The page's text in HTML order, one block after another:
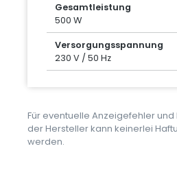
Gesamtleistung
500 W
Versorgungsspannung
230 V / 50 Hz
Für eventuelle Anzeigefehler
der Hersteller kann keinerlei
werden.